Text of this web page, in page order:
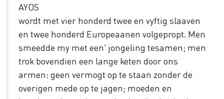
AYOS
wordt met vier honderd twee en vyftig slaaven
en twee honderd Europeaanen volgepropt. Men
smeedde my met een’ jongeling tesamen; men
trok bovendien een lange keten door ons
armen: geen vermogt op te staan zonder de
overigen mede op te jagen; moeden en